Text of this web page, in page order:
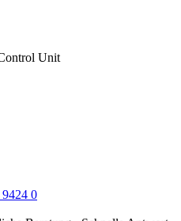
Unit
0